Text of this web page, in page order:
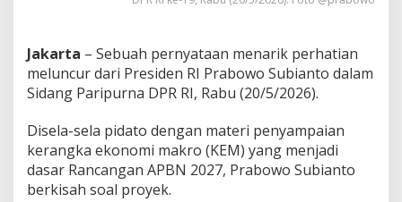
k
a
n
M
n
t
e
r
i
Jakarta – Sebuah pernyataan menarik perhatian
meluncur dari Presiden RI Prabowo Subianto dalam
Sidang Paripurna DPR RI, Rabu (20/5/2026).
Disela-sela pidato dengan materi penyampaian
kerangka ekonomi makro (KEM) yang menjadi
dasar Rancangan APBN 2027, Prabowo Subianto
berkisah soal proyek.